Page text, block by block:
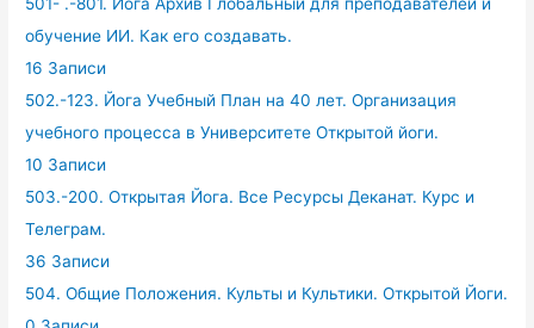
обучение ИИ. Как его создавать.
16 Записи
502.-123. Йога Учебный План на 40 лет. Организация
учебного процесса в Университете Открытой йоги.
10 Записи
503.-200. Открытая Йога. Все Ресурсы Деканат. Курс и
Телеграм.
36 Записи
504. Общие Положения. Культы и Культики. Открытой Йоги.